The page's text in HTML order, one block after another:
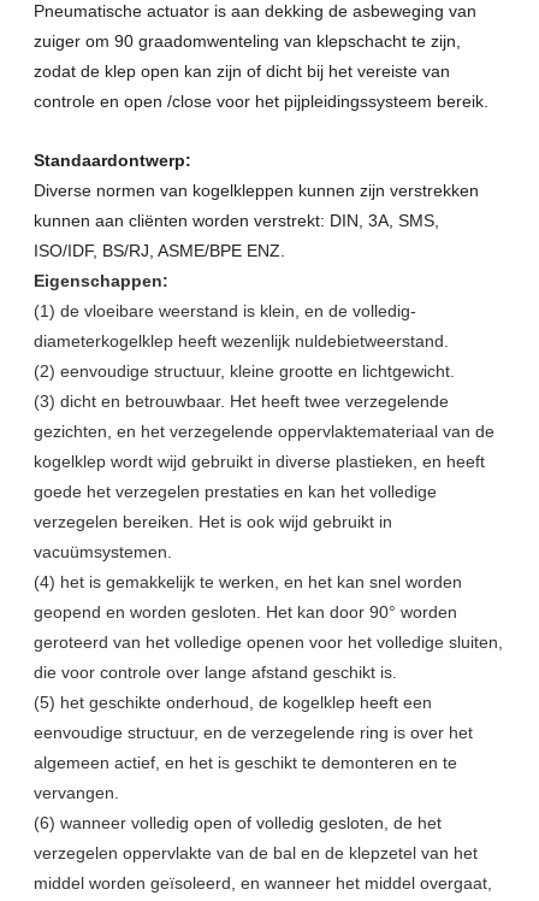
Pneumatische actuator is aan dekking de asbeweging van
zuiger om 90 graadomwenteling van klepschacht te zijn,
zodat de klep open kan zijn of dicht bij het vereiste van
controle en open /close voor het pijpleidingssysteem bereik.
Standaardontwerp:
Diverse normen van kogelkleppen kunnen zijn verstrekken
kunnen aan cliënten worden verstrekt: DIN, 3A, SMS,
ISO/IDF, BS/RJ, ASME/BPE ENZ.
Eigenschappen:
(1) de vloeibare weerstand is klein, en de volledig-
diameterkogelklep heeft wezenlijk nuldebietweerstand.
(2) eenvoudige structuur, kleine grootte en lichtgewicht.
(3) dicht en betrouwbaar. Het heeft twee verzegelende
gezichten, en het verzegelende oppervlaktemateriaal van de
kogelklep wordt wijd gebruikt in diverse plastieken, en heeft
goede het verzegelen prestaties en kan het volledige
verzegelen bereiken. Het is ook wijd gebruikt in
vacuümsystemen.
(4) het is gemakkelijk te werken, en het kan snel worden
geopend en worden gesloten. Het kan door 90° worden
geroteerd van het volledige openen voor het volledige sluiten,
die voor controle over lange afstand geschikt is.
(5) het geschikte onderhoud, de kogelklep heeft een
eenvoudige structuur, en de verzegelende ring is over het
algemeen actief, en het is geschikt te demonteren en te
vervangen.
(6) wanneer volledig open of volledig gesloten, de het
verzegelen oppervlakte van de bal en de klepzetel van het
middel worden geïsoleerd, en wanneer het middel overgaat,